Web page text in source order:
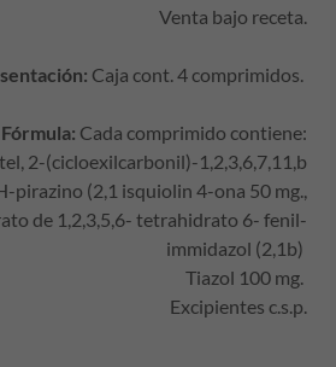
Venta bajo receta.
Caja cont. 4 comprimidos.
Fórmula: Cada comprimido contiene:
2-(cicloexilcarbonil)-1,2,3,6,7,11,b
pirazino (2,1 isquiolin 4-ona 50 mg.,
de 1,2,3,5,6- tetrahidrato 6- fenil-
immidazol (2,1b)
Tiazol 100 mg.
Excipientes c.s.p.